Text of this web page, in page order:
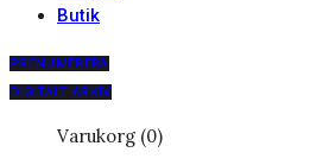
Butik
PRENUMERERA
DIGITALT ARKIV
Varukorg (0)